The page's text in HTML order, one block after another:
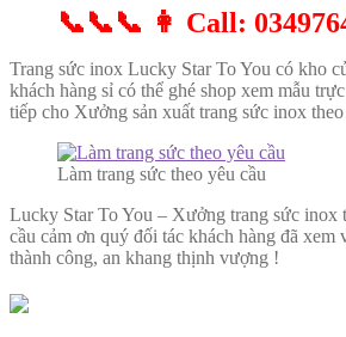
📞📞📞 👩 Call:
Trang sức inox Lucky Star To You có kho
khách hàng sỉ có thể ghé shop xem mẫu
tiếp cho Xưởng sản xuất trang sức inox theo
Làm trang sức theo yêu cầu
Lucky Star To You – Xưởng trang sức inox
cầu cảm ơn quý đối tác khách hàng đã xem
thành công, an khang thịnh vượng !